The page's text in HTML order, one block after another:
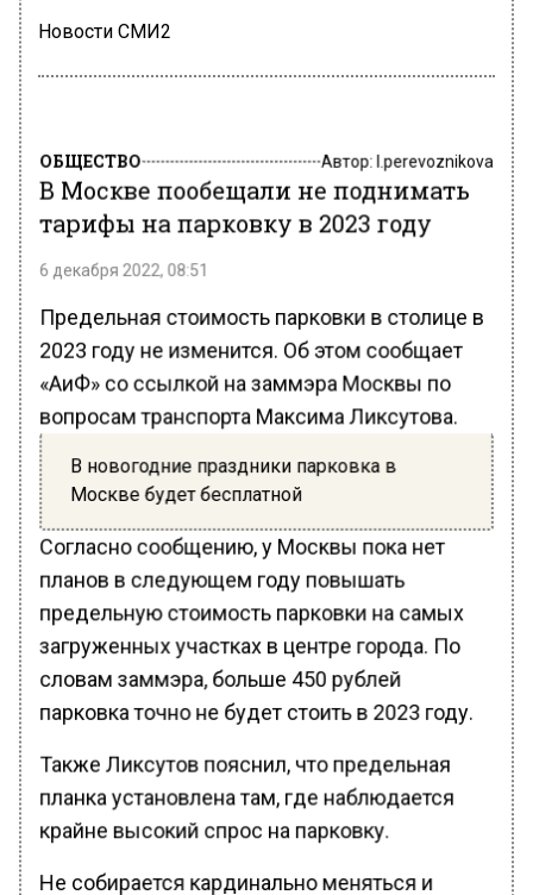
Новости СМИ2
ОБЩЕСТВО Автор:l.perevoznikova
В Москве пообещали не поднимать
тарифы на парковку в 2023 году
6 декабря 2022, 08:51
Предельная стоимость парковки в столице в
2023 году не изменится. Об этом сообщает
«АиФ» со ссылкой на заммэра Москвы по
вопросам транспорта Максима Ликсутова.
В новогодние праздники парковка в
Москве будет бесплатной
Согласно сообщению, у Москвы пока нет
планов в следующем году повышать
предельную стоимость парковки на самых
загруженных участках в центре города. По
словам заммэра, больше 450 рублей
парковка точно не будет стоить в 2023 году.
Также Ликсутов пояснил, что предельная
планка установлена там, где наблюдается
крайне высокий спрос на парковку.
Не собирается кардинально меняться и